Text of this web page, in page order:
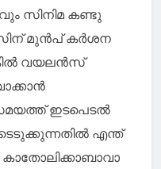
സിനിമ കണ്ടു
മുൻപ് കർശന
വയലൻസ്
ഇടപെടൽ
എന്ത്